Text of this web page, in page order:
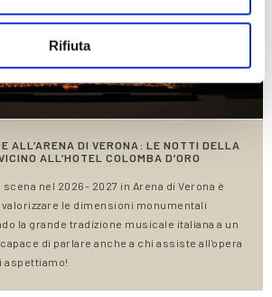
Rifiuta
ALL’ARENA DI VERONA: LE NOTTI DELLA
ALL’HOTEL COLOMBA D’ORO
scena nel 2026- 2027 in Arena di Verona è
le dimensioni monumentali
la grande tradizione musicale italiana a un
di parlare anche a chi assiste all'opera
aspettiamo!